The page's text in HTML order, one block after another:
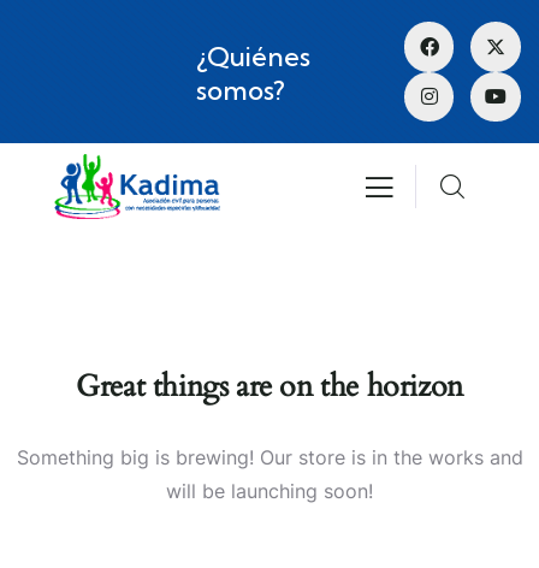
¿Quiénes
somos?
Great things are on the horizon
Something big is brewing! Our store is in the works and
will be launching soon!